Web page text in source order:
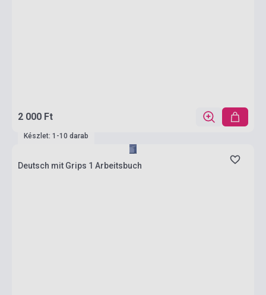
2 000 Ft
Készlet: 1-10 darab
Deutsch mit Grips 1 Arbeitsbuch